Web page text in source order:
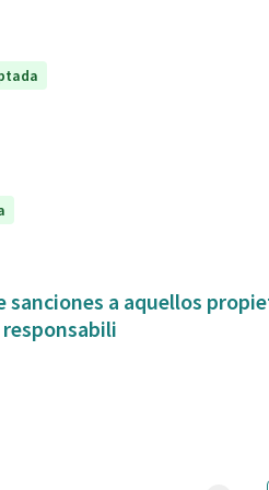
sanciones a aquellos
responsabili